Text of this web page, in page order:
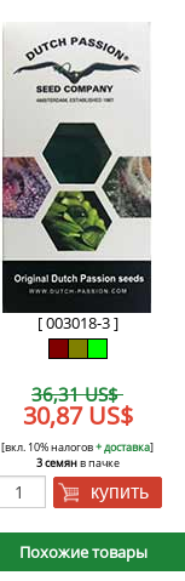
[ 003018-3 ]
36,31 US$
30,87 US$
[вкл. 10% налогов+ доставка]
3 семянв пачке
купить
Похожие товары